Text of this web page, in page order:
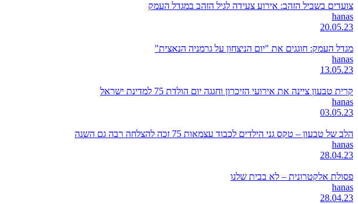
צועדים בשביל הזהב: אירוע צעידה לגיל הזהב במגדל העמק
hanas
20.05.23
מגדל העמק: חוגגים את "יום הניצחון על גרמניה הנאצית"
hanas
13.05.23
קרית טבעון ציינה את אירועי הזיכרון וחגגה יום הולדת 75 למדינת ישראל
hanas
03.05.23
הלב של טבעון – טקס גני הילדים לכבוד עצמאות 75 זכה להצלחה רבה גם השנה
hanas
28.04.23
פסולת אלקטרונית – לא בבית שלנו
hanas
28.04.23